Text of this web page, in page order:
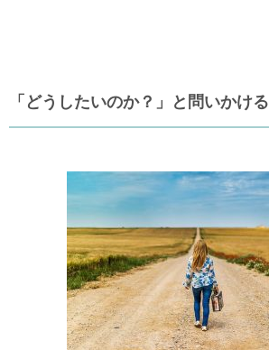
「どうしたいのか？」と問いかける